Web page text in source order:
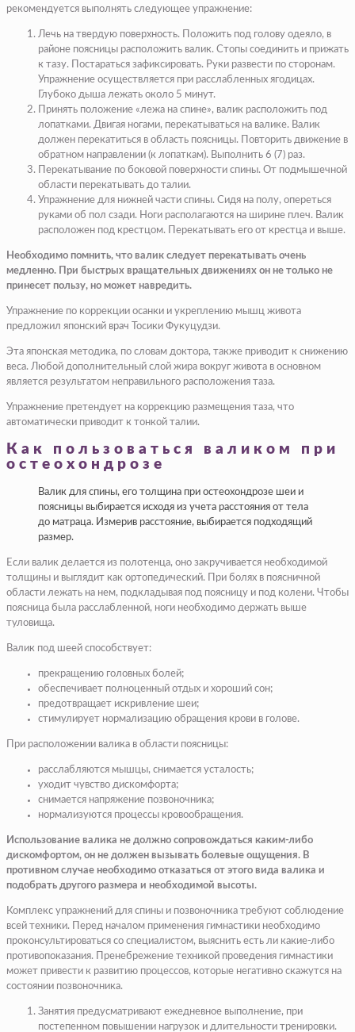
рекомендуется выполнять следующее упражнение:
Лечь на твердую поверхность. Положить под голову одеяло, в
районе поясницы расположить валик. Стопы соединить и прижать
к тазу. Постараться зафиксировать. Руки развести по сторонам.
Упражнение осуществляется при расслабленных ягодицах.
Глубоко дыша лежать около 5 минут.
Принять положение «лежа на спине», валик расположить под
лопатками. Двигая ногами, перекатываться на валике. Валик
должен перекатиться в область поясницы. Повторить движение в
обратном направлении (к лопаткам). Выполнить 6 (7) раз.
Перекатывание по боковой поверхности спины. От подмышечной
области перекатывать до талии.
Упражнение для нижней части спины. Сидя на полу, опереться
руками об пол сзади. Ноги располагаются на ширине плеч. Валик
расположен под крестцом. Перекатывать его от крестца и выше.
Необходимо помнить, что валик следует перекатывать очень
медленно. При быстрых вращательных движениях он не только не
принесет пользу, но может навредить.
Упражнение по коррекции осанки и укреплению мышц живота
предложил японский врач Тосики Фукуцудзи.
Эта японская методика, по словам доктора, также приводит к снижению
веса. Любой дополнительный слой жира вокруг живота в основном
является результатом неправильного расположения таза.
Упражнение претендует на коррекцию размещения таза, что
автоматически приводит к тонкой талии.
Как пользоваться валиком при
остеохондрозе
Валик для спины, его толщина при остеохондрозе шеи и
поясницы выбирается исходя из учета расстояния от тела
до матраца. Измерив расстояние, выбирается подходящий
размер.
Если валик делается из полотенца, оно закручивается необходимой
толщины и выглядит как ортопедический. При болях в поясничной
области лежать на нем, подкладывая под поясницу и под колени. Чтобы
поясница была расслабленной, ноги необходимо держать выше
туловища.
Валик под шеей способствует:
прекращению головных болей;
обеспечивает полноценный отдых и хороший сон;
предотвращает искривление шеи;
стимулирует нормализацию обращения крови в голове.
При расположении валика в области поясницы:
расслабляются мышцы, снимается усталость;
уходит чувство дискомфорта;
снимается напряжение позвоночника;
нормализуются процессы кровообращения.
Использование валика не должно сопровождаться каким-либо
дискомфортом, он не должен вызывать болевые ощущения. В
противном случае необходимо отказаться от этого вида валика и
подобрать другого размера и необходимой высоты.
Комплекс упражнений для спины и позвоночника требуют соблюдение
всей техники. Перед началом применения гимнастики необходимо
проконсультироваться со специалистом, выяснить есть ли какие-либо
противопоказания. Пренебрежение техникой проведения гимнастики
может привести к развитию процессов, которые негативно скажутся на
состоянии позвоночника.
Занятия предусматривают ежедневное выполнение, при
постепенном повышении нагрузок и длительности тренировки.